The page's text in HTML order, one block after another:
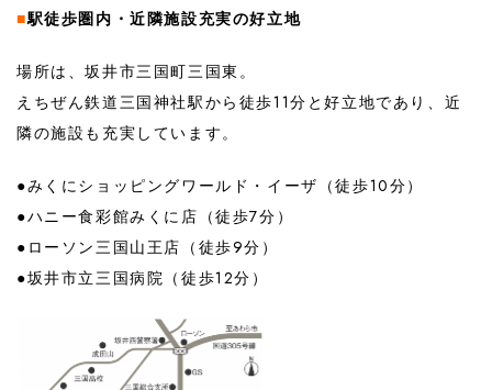
■駅徒歩圏内・近隣施設充実の好立地
場所は、坂井市三国町三国東。
えちぜん鉄道三国神社駅から徒歩11分と好立地であり、近
隣の施設も充実しています。
●みくにショッピングワールド・イーザ（徒歩10分）
●ハニー食彩館みくに店（徒歩7分）
●ローソン三国山王店（徒歩9分）
●坂井市立三国病院（徒歩12分）